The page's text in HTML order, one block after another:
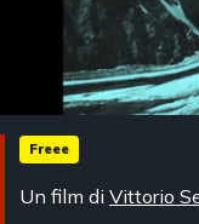
Freee
Un film diVittorio